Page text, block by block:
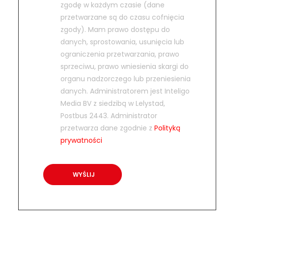
zgodę w każdym czasie (dane
przetwarzane są do czasu cofnięcia
zgody). Mam prawo dostępu do
danych, sprostowania, usunięcia lub
ograniczenia przetwarzania, prawo
sprzeciwu, prawo wniesienia skargi do
organu nadzorczego lub przeniesienia
danych. Administratorem jest Inteligo
Media BV z siedzibą w Lelystad,
Postbus 2443. Administrator
przetwarza dane zgodnie z Polityką
prywatności